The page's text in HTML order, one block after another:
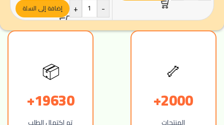
-
+ إضافة إلى السلة
🦴
2000+
📦
19630+